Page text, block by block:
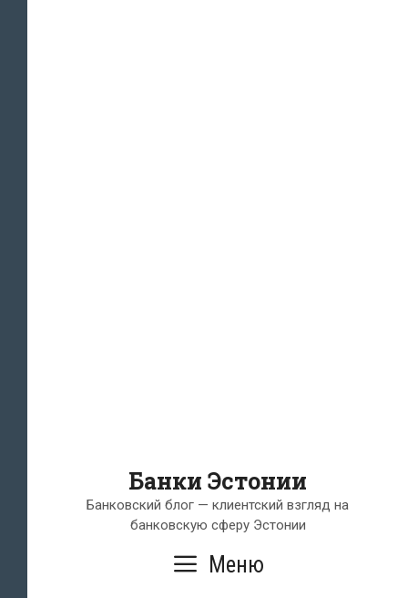
Банки Эстонии
Банковский блог — клиентский взгляд на
банковскую сферу Эстонии
Меню